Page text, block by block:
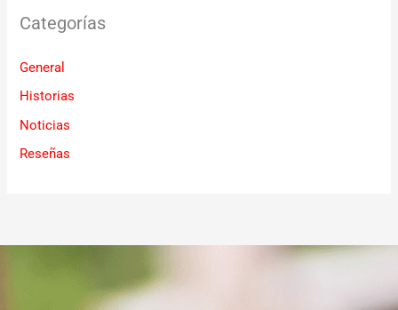
Categorías
General
Historias
Noticias
Reseñas